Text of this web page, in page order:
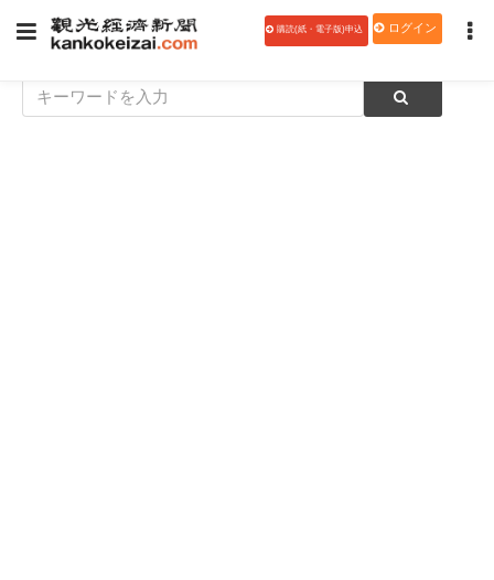
購読(紙・電子版)申込 ログイン